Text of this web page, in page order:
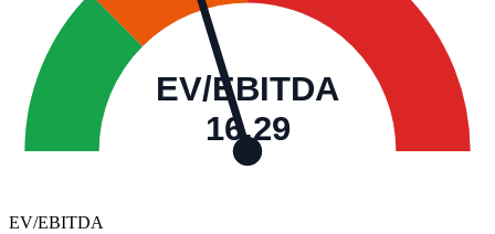
EV/EBITDA
16,29
EV/EBITDA